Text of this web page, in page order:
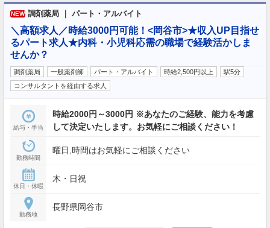
NEW 調剤薬局 ｜ パート・アルバイト
＼高額求人／時給3000円可能！<岡谷市>★収入UP目指せ
るパート求人★内科・小児科応需の職場で経験活かしま
せんか？
調剤薬局 一般薬剤師 パート・アルバイト 時給2,500円以上
駅5分
コンサルタントを経由する求人
給与・手当
時給2000円～3000円 ※あなたのご経験、能力を考慮
して決定いたします。お気軽にご相談ください！
勤務時間
曜日,時間はお気軽にご相談ください
休日・休暇
木・日祝
勤務地
長野県岡谷市